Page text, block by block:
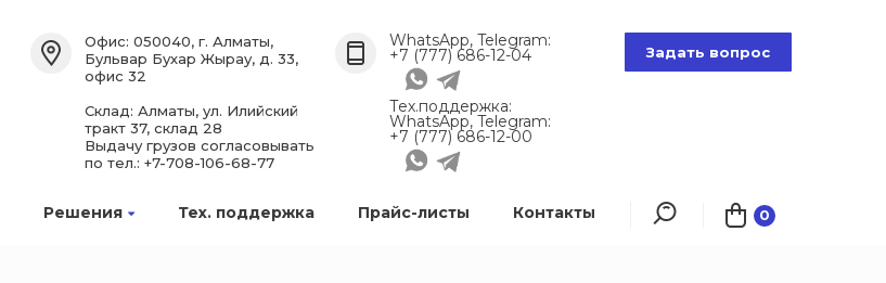
Решения Тех. поддержка Прайс-листы Контакты 0
Офис: 050040, г. Алматы,
Бульвар Бухар Жырау, д. 33,
офис 32
Склад: Алматы, ул. Илийский
тракт 37, склад 28
Выдачу грузов согласовывать
по тел.: +7-708-106-68-77
WhatsApp, Telegram:
+7 (777) 686-12-04
Тех.поддержка:
WhatsApp, Telegram:
+7 (777) 686-12-00
Задать вопрос